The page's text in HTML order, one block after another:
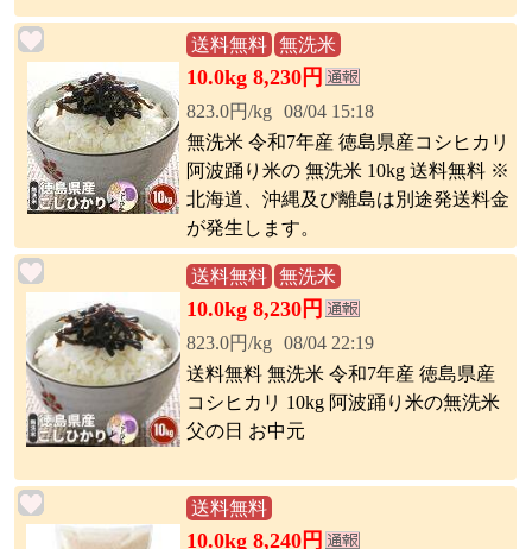
送料無料 無洗米
10.0kg 8,230円
823.0円/kg 08/04 15:18
無洗米 令和7年産 徳島県産コシヒカリ
阿波踊り米の 無洗米 10kg 送料無料 ※
北海道、沖縄及び離島は別途発送料金
が発生します。
送料無料 無洗米
10.0kg 8,230円
823.0円/kg 08/04 22:19
送料無料 無洗米 令和7年産 徳島県産
コシヒカリ 10kg 阿波踊り米の無洗米
父の日 お中元
送料無料
10.0kg 8,240円